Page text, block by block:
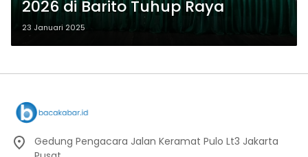
2026 di Barito Tuhup Raya
23 Januari 2025
Gedung Pengacara Jalan Keramat Pulo Lt3 Jakarta